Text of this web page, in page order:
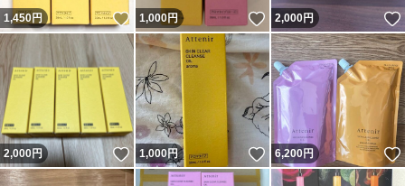
1,450円 いいね！
1,000円 いいね！
2,000円
2,000円 いいね！
1,000円 いいね！
6,200円